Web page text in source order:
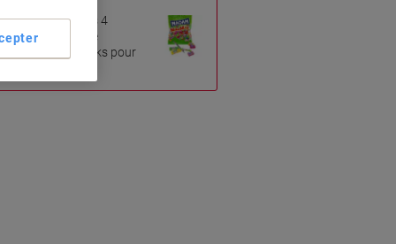
d'au moins 4
de la même
des stocks pour